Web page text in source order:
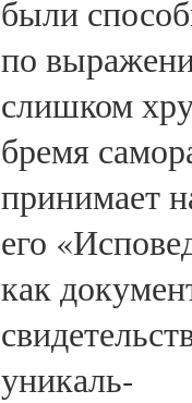
были
по
слишком
бремя
принимает
его
как
уникаль-